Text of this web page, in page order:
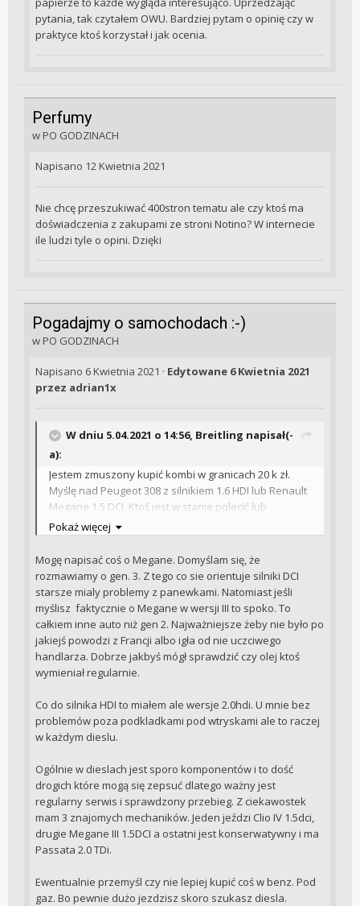
pytania, tak czytałem OWU. Bardziej pytam o opinię czy w
praktyce ktoś korzystał i jak ocenia.
Perfumy
w PO GODZINACH
Napisano 12 Kwietnia 2021
Nie chcę przeszukiwać 400stron tematu ale czy ktoś ma
doświadczenia z zakupami ze stroni Notino? W internecie
ile ludzi tyle o opini. Dzięki
Pogadajmy o samochodach :-)
w PO GODZINACH
Napisano 6 Kwietnia 2021 · Edytowane 6 Kwietnia 2021
przez adrian1x
W dniu 5.04.2021 o 14:56, Breitling napisał(-
a):
Jestem zmuszony kupić kombi w granicach 20 k zł.
Myślę nad Peugeot 308 z silnikiem 1.6 HDI lub Renault
Megane 1.5 DCI. Ktoś jest w stanie polecić lub
zniechęcić do któregoś z nich?
Pokaż więcej
Mogę napisać coś o Megane. Domyślam się, że
rozmawiamy o gen. 3. Z tego co sie orientuje silniki DCI
starsze mialy problemy z panewkami. Natomiast jeśli
myślisz faktycznie o Megane w wersji III to spoko. To
całkiem inne auto niż gen 2. Najważniejsze żeby nie było po
jakiejś powodzi z Francji albo igła od nie uczciwego
handlarza. Dobrze jakbyś mógł sprawdzić czy olej ktoś
wymieniał regularnie.
Co do silnika HDI to miałem ale wersje 2.0hdi. U mnie bez
problemów poza podkladkami pod wtryskami ale to raczej
w każdym dieslu.
Ogólnie w dieslach jest sporo komponentów i to dość
drogich które mogą się zepsuć dlatego ważny jest
regularny serwis i sprawdzony przebieg. Z ciekawostek
mam 3 znajomych mechaników. Jeden jeździ Clio IV 1.5dci,
drugie Megane III 1.5DCI a ostatni jest konserwatywny i ma
Passata 2.0 TDi.
Ewentualnie przemyśl czy nie lepiej kupić coś w benz. Pod
gaz. Bo pewnie dużo jezdzisz skoro szukasz diesla.